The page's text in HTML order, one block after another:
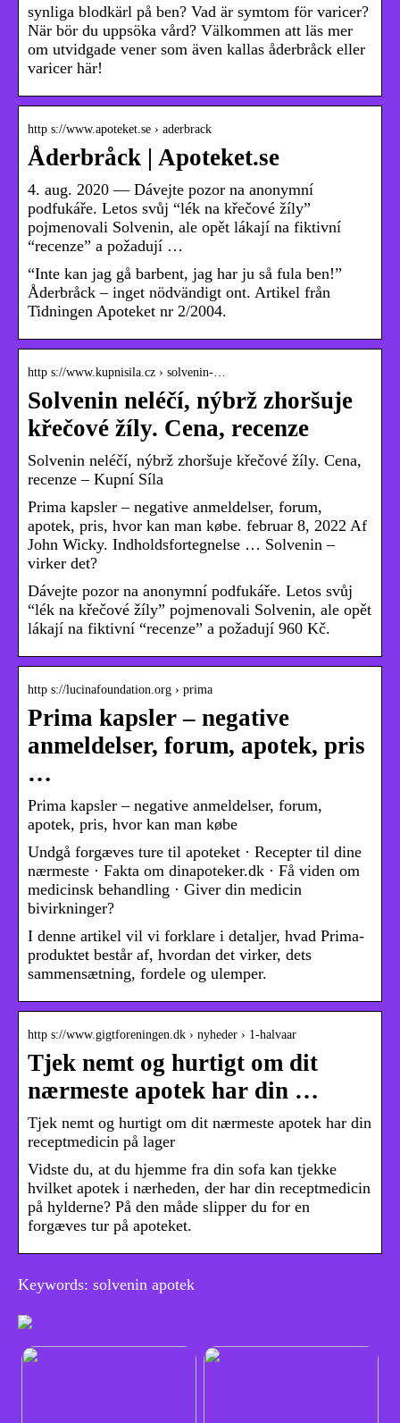
synliga blodkärl på ben? Vad är symtom för varicer?
När bör du uppsöka vård? Välkommen att läs mer
om utvidgade vener som även kallas åderbråck eller
varicer här!
http s://www.apoteket.se › aderbrack
Åderbråck | Apoteket.se
4. aug. 2020 — Dávejte pozor na anonymní
podfukáře. Letos svůj “lék na křečové žíly”
pojmenovali Solvenin, ale opět lákají na fiktivní
“recenze” a požadují …
“Inte kan jag gå barbent, jag har ju så fula ben!”
Åderbråck – inget nödvändigt ont. Artikel från
Tidningen Apoteket nr 2/2004.
http s://www.kupnisila.cz › solvenin-…
Solvenin neléčí, nýbrž zhoršuje
křečové žíly. Cena, recenze
Solvenin neléčí, nýbrž zhoršuje křečové žíly. Cena,
recenze – Kupní Síla
Prima kapsler – negative anmeldelser, forum,
apotek, pris, hvor kan man købe. februar 8, 2022 Af
John Wicky. Indholdsfortegnelse … Solvenin –
virker det?
Dávejte pozor na anonymní podfukáře. Letos svůj
“lék na křečové žíly” pojmenovali Solvenin, ale opět
lákají na fiktivní “recenze” a požadují 960 Kč.
http s://lucinafoundation.org › prima
Prima kapsler – negative
anmeldelser, forum, apotek, pris
…
Prima kapsler – negative anmeldelser, forum,
apotek, pris, hvor kan man købe
Undgå forgæves ture til apoteket · Recepter til dine
nærmeste · Fakta om dinapoteker.dk · Få viden om
medicinsk behandling · Giver din medicin
bivirkninger?
I denne artikel vil vi forklare i detaljer, hvad Prima-
produktet består af, hvordan det virker, dets
sammensætning, fordele og ulemper.
http s://www.gigtforeningen.dk › nyheder › 1-halvaar
Tjek nemt og hurtigt om dit
nærmeste apotek har din …
Tjek nemt og hurtigt om dit nærmeste apotek har din
receptmedicin på lager
Vidste du, at du hjemme fra din sofa kan tjekke
hvilket apotek i nærheden, der har din receptmedicin
på hylderne? På den måde slipper du for en
forgæves tur på apoteket.
Keywords: solvenin apotek